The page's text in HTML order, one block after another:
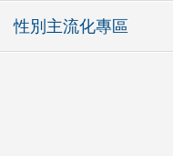
性別主流化專區